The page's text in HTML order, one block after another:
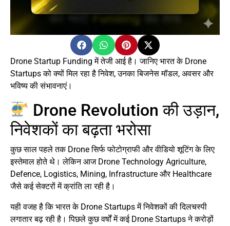
Drone Startup Funding में तेजी आई है। जानिए भारत के Drone
Startups को क्यों मिल रहा है निवेश, उनका बिजनेस मॉडल, अवसर और
भविष्य की संभावनाएं।
Drone Revolution की उड़ान,
निवेशकों का बढ़ता भरोसा
कुछ साल पहले तक Drone सिर्फ फोटोग्राफी और वीडियो शूटिंग के लिए
इस्तेमाल होते थे। लेकिन आज Drone Technology Agriculture,
Defence, Logistics, Mining, Infrastructure और Healthcare
जैसे कई सेक्टरों में क्रांति ला रही है।
यही वजह है कि भारत के Drone Startups में निवेशकों की दिलचस्पी
लगातार बढ़ रही है। पिछले कुछ वर्षों में कई Drone Startups ने करोड़ों